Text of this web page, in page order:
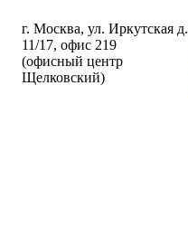
г. Москва, ул. Иркутская д.
11/17, офис 219
(офисный центр
Щелковский)